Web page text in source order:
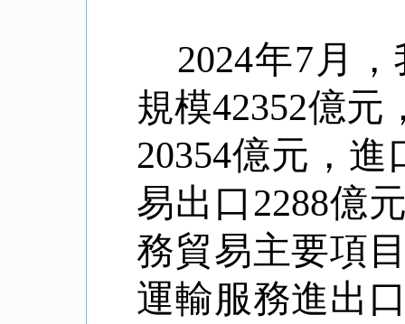
2024年7 月
規模42352億元
20354億元，進
易出口2288億
務貿易主要項
運輸服務進出